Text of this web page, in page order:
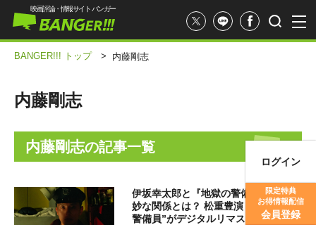
映画評価
映画評論・情報サイト バンガー
ログイン
限定特典
お得情報配信
会員登録
BANGER!!! トップ > 内藤剛志
内藤剛志
内藤剛志の記事一覧
伊坂幸太郎と『地獄の警備員』との奇
妙な関係とは？ 松重豊演じる“恐怖の
警備員”がデジタルリマスターで29年